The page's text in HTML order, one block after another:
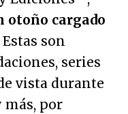
otoño cargado
Estas son
series
vista durante
más, por